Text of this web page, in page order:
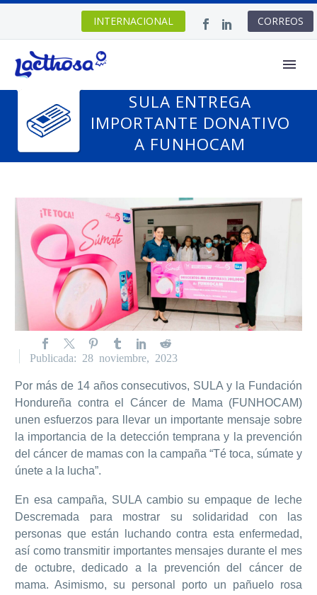
INTERNACIONAL CORREOS
SULA ENTREGA
IMPORTANTE DONATIVO
A FUNHOCAM
Publicada: 28 noviembre, 2023
Por más de 14 años consecutivos, SULA y la Fundación
Hondureña contra el Cáncer de Mama (FUNHOCAM)
unen esfuerzos para llevar un importante mensaje sobre
la importancia de la detección temprana y la prevención
del cáncer de mamas con la campaña “Té toca, súmate y
únete a la lucha”.
En esa campaña, SULA cambio su empaque de leche
Descremada para mostrar su solidaridad con las
personas que están luchando contra esta enfermedad,
así como transmitir importantes mensajes durante el mes
de octubre, dedicado a la prevención del cáncer de
mama. Asimismo, su personal porto un pañuelo rosa